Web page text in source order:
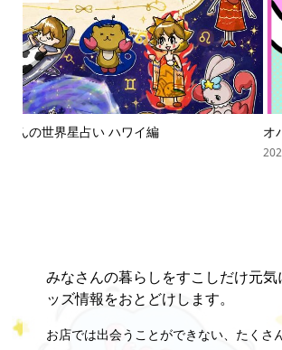
オバケのオズとルー the friendly ghost｜エ
みなさんの暮らしをすこしだけ元
ッズ情報をおとどけします。
お店では出会うことができない、たくさ